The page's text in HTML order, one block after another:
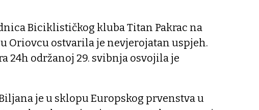
Biciklističkog kluba Titan Pakrac na
Oriovcu ostvarila je nevjerojatan uspjeh.
24h održanoj 29. svibnja osvojila je
je u sklopu Europskog prvenstva u